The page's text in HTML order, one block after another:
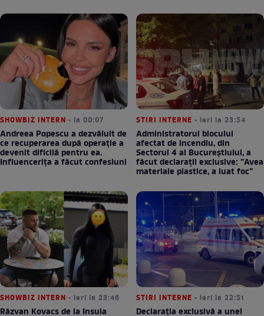
SHOWBIZ INTERN • la 00:07
Andreea Popescu a dezvăluit de
ce recuperarea după operație a
devenit dificilă pentru ea.
Influencerița a făcut confesiuni
STIRI INTERNE • ieri la 23:54
Administratorul blocului
afectat de incendiu, din
Sectorul 4 al Bucureștiului, a
făcut declarații exclusive: ”Avea
materiale plastice, a luat foc”
SHOWBIZ INTERN • ieri la 23:46
Răzvan Kovacs de la Insula
STIRI INTERNE • ieri la 22:51
Declarația exclusivă a unei